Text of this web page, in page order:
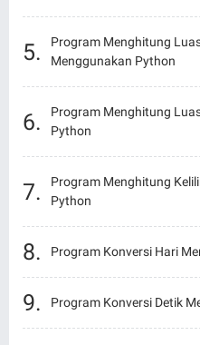
Program Menghitung
Menggunakan Python
Program Menghitung
Python
Program Menghitung
Python
Program Konversi Hari
Program Konversi Detik